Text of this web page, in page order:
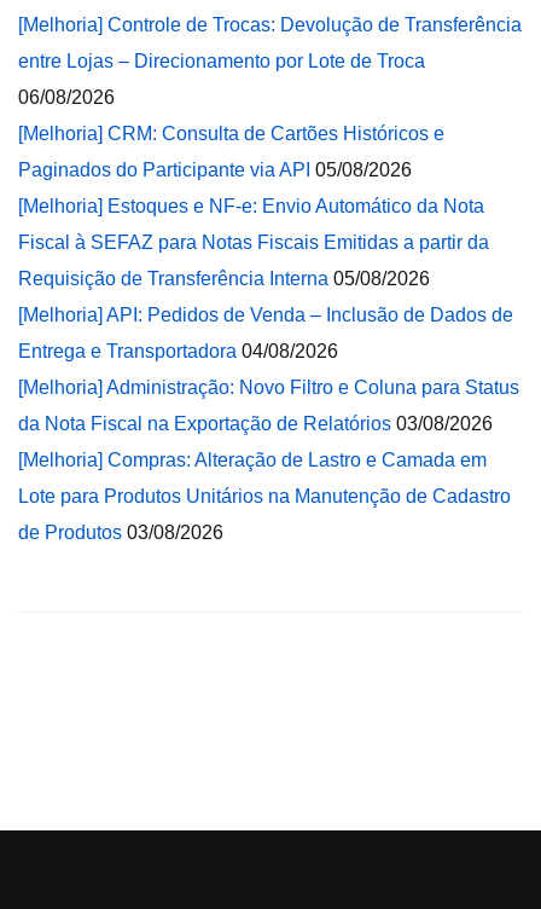
[Melhoria] Controle de Trocas: Devolução de Transferência
entre Lojas – Direcionamento por Lote de Troca
06/08/2026
[Melhoria] CRM: Consulta de Cartões Históricos e
Paginados do Participante via API 05/08/2026
[Melhoria] Estoques e NF-e: Envio Automático da Nota
Fiscal à SEFAZ para Notas Fiscais Emitidas a partir da
Requisição de Transferência Interna 05/08/2026
[Melhoria] API: Pedidos de Venda – Inclusão de Dados de
Entrega e Transportadora 04/08/2026
[Melhoria] Administração: Novo Filtro e Coluna para Status
da Nota Fiscal na Exportação de Relatórios 03/08/2026
[Melhoria] Compras: Alteração de Lastro e Camada em
Lote para Produtos Unitários na Manutenção de Cadastro
de Produtos 03/08/2026